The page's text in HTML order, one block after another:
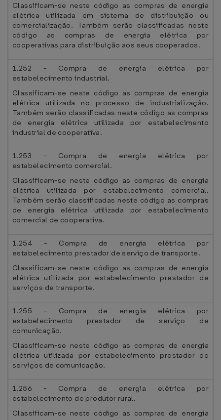
Classificam-se neste código as compras de energia
elétrica utilizada em sistema de distribuição ou
comercialização. Também serão classificadas neste
código as compras de energia elétrica por
cooperativas para distribuição aos seus cooperados.
1.252 - Compra de energia elétrica por
estabelecimento industrial.
Classificam-se neste código as compras de energia
elétrica utilizada no processo de industrialização.
Também serão classificadas neste código as compras
de energia elétrica utilizada por estabelecimento
industrial de cooperativa.
1.253 - Compra de energia elétrica por
estabelecimento comercial.
Classificam-se neste código as compras de energia
elétrica utilizada por estabelecimento comercial.
Também serão classificadas neste código as compras
de energia elétrica utilizada por estabelecimento
comercial de cooperativa.
1.254 - Compra de energia elétrica por
estabelecimento prestador de serviço de transporte.
Classificam-se neste código as compras de energia
elétrica utilizada por estabelecimento prestador de
serviços de transporte.
1.255 - Compra de energia elétrica por
estabelecimento prestador de serviço de
comunicação.
Classificam-se neste código as compras de energia
elétrica utilizada por estabelecimento prestador de
serviços de comunicação.
1.256 - Compra de energia elétrica por
estabelecimento de produtor rural.
Classificam-se neste código as compras de energia